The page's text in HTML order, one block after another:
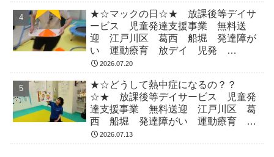
★☆マックの日☆★ 放課後等デイサ
ービス 児童発達支援事業 無料送
迎 江戸川区 葛西 船堀 発達障が
い 運動療育 放デイ 児発
ADHD 自閉症
2026.07.20
★☆どうして熱中症になるの？？
☆★ 放課後等デイサービス 児童発
達支援事業 無料送迎 江戸川区 葛
西 船堀 発達障がい 運動療育 放
デイ 児発 ADHD 自閉症
2026.07.13